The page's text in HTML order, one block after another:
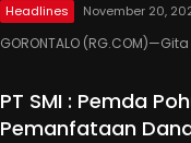
Headlines November 20,
GORONTALO
PT SMI : Pemda
Pemanfataan